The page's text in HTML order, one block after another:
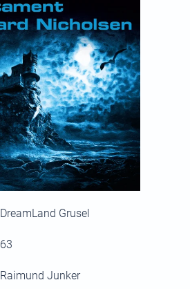
DreamLand Grusel
63
Raimund Junker